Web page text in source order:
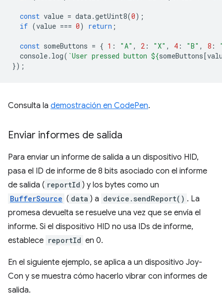
const value = data.getUint8(0);
if (value === 0) return ;
const someButtons = { 1 : "A" , 2 : "X" , 4 : "B" , 8 :
console. log( `User pressed button ${someButtons[
});
Consulta la demostración en CodePen.
Enviar informes de salida
Para enviar un informe de salida a un dispositivo HID,
pasa el ID de informe de 8 bits asociado con el informe
de salida ( reportId ) y los bytes como un
BufferSource ( data ) a device.sendReport() . La
promesa devuelta se resuelve una vez que se envía el
informe. Si el dispositivo HID no usa IDs de informe,
establece reportId en 0.
En el siguiente ejemplo, se aplica a un dispositivo Joy-
Con y se muestra cómo hacerlo vibrar con informes de
salida.